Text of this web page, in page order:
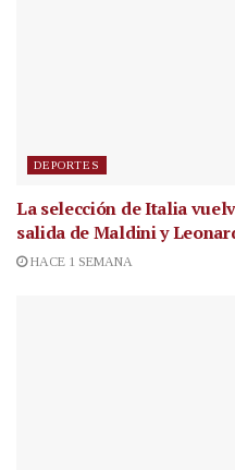
DEPORTES
La selección de Italia
salida de Maldini y
HACE 1 SEMANA